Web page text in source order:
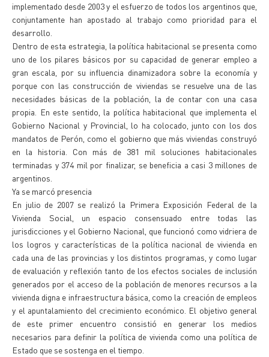
implementado desde 2003 y el esfuerzo de todos los argentinos que,
conjuntamente han apostado al trabajo como prioridad para el
desarrollo.
Dentro de esta estrategia, la política habitacional se presenta como
uno de los pilares básicos por su capacidad de generar empleo a
gran escala, por su influencia dinamizadora sobre la economía y
porque con las construcción de viviendas se resuelve una de las
necesidades básicas de la población, la de contar con una casa
propia. En este sentido, la política habitacional que implementa el
Gobierno Nacional y Provincial, lo ha colocado, junto con los dos
mandatos de Perón, como el gobierno que más viviendas construyó
en la historia. Con más de 381 mil soluciones habitacionales
terminadas y 374 mil por finalizar, se beneficia a casi 3 millones de
argentinos.
Ya se marcó presencia
En julio de 2007 se realizó la Primera Exposición Federal de la
Vivienda Social, un espacio consensuado entre todas las
jurisdicciones y el Gobierno Nacional, que funcionó como vidriera de
los logros y características de la política nacional de vivienda en
cada una de las provincias y los distintos programas, y como lugar
de evaluación y reflexión tanto de los efectos sociales de inclusión
generados por el acceso de la población de menores recursos a la
vivienda digna e infraestructura básica, como la creación de empleos
y el apuntalamiento del crecimiento económico. El objetivo general
de este primer encuentro consistió en generar los medios
necesarios para definir la política de vivienda como una política de
Estado que se sostenga en el tiempo.